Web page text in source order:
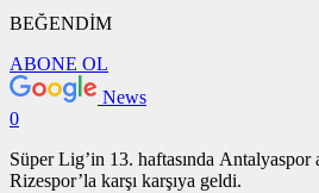
BEĞENDİM
ABONE OL
News
0
Süper Lig’in 13. haftasında Antalyaspor
Rizespor’la karşı karşıya geldi.